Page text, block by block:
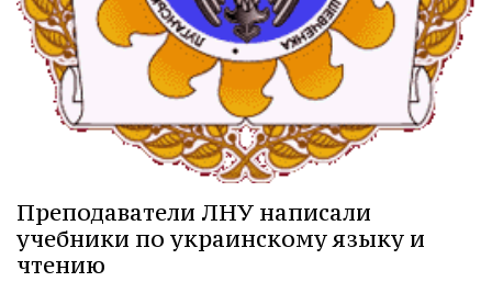
Преподаватели ЛНУ написали
учебники по украинскому языку и
чтению